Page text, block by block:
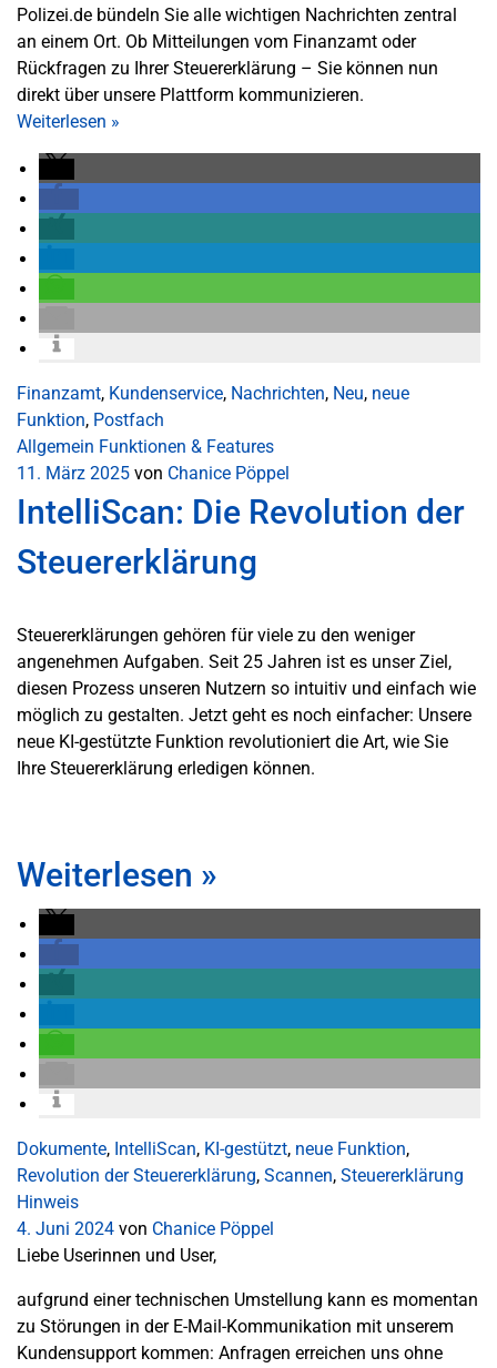
Polizei.de bündeln Sie alle wichtigen Nachrichten zentral
an einem Ort. Ob Mitteilungen vom Finanzamt oder
Rückfragen zu Ihrer Steuererklärung – Sie können nun
direkt über unsere Plattform kommunizieren.
Weiterlesen »
Finanzamt, Kundenservice, Nachrichten, Neu, neue
Funktion, Postfach
Allgemein Funktionen & Features
11. März 2025 von Chanice Pöppel
IntelliScan: Die Revolution der
Steuererklärung
Steuererklärungen gehören für viele zu den weniger
angenehmen Aufgaben. Seit 25 Jahren ist es unser Ziel,
diesen Prozess unseren Nutzern so intuitiv und einfach wie
möglich zu gestalten. Jetzt geht es noch einfacher: Unsere
neue KI-gestützte Funktion revolutioniert die Art, wie Sie
Ihre Steuererklärung erledigen können.
Weiterlesen »
Dokumente, IntelliScan, KI-gestützt, neue Funktion,
Revolution der Steuererklärung, Scannen, Steuererklärung
Hinweis
4. Juni 2024 von Chanice Pöppel
Liebe Userinnen und User,
aufgrund einer technischen Umstellung kann es momentan
zu Störungen in der E-Mail-Kommunikation mit unserem
Kundensupport kommen: Anfragen erreichen uns ohne